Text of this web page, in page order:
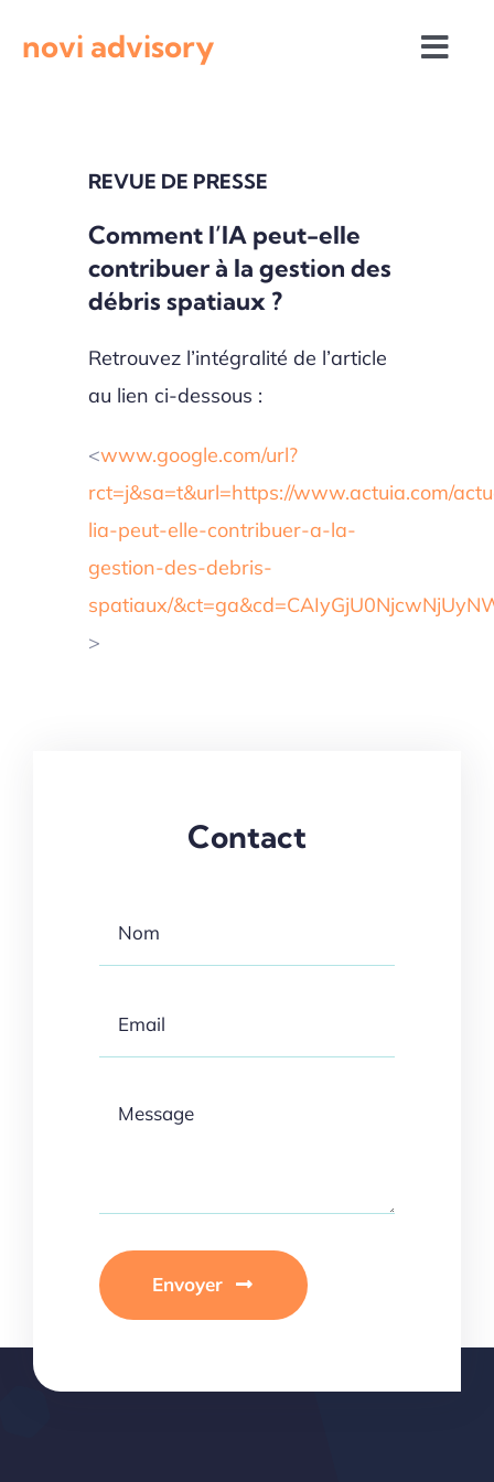
novi advisory
Actualités institutionnelles
Appels à projets
REVUE DE PRESSE
Comment l’IA peut-elle
contribuer à la gestion des
débris spatiaux ?
Retrouvez l’intégralité de l’article
au lien ci-dessous :
<www.google.com/url?
rct=j&sa=t&url=https://www.actuia.com/
lia-peut-elle-contribuer-a-la-
gestion-des-debris-
spatiaux/
>
Contact
Envoyer